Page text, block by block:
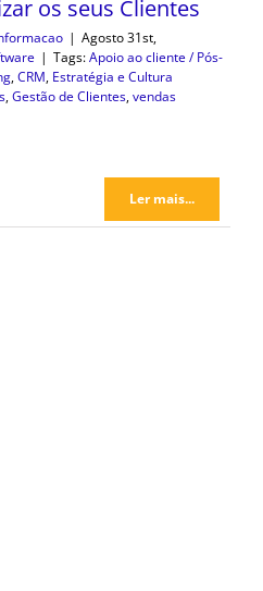
os seus Clientes
| Agosto 31st,
| Tags:Apoio ao cliente / Pós-
,CRM, Estratégia e Cultura
,Gestão de Clientes,vendas
Ler mais...